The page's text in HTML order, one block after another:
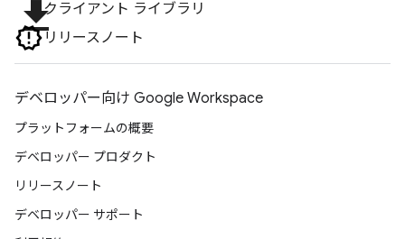
file_downloadクライアント ライブラリ
リリースノート
デベロッパー向け Google Workspace
プラットフォームの概要
デベロッパー プロダクト
リリースノート
デベロッパー サポート